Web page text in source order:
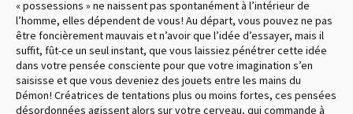
« possessions » ne naissent pas spontanément à l’intérieur de
l’homme, elles dépendent de vous ! Au départ, vous pouvez ne pas
être foncièrement mauvais et n’avoir que l’idée d’essayer, mais il
suffit, fût-ce un seul instant, que vous laissiez pénétrer cette idée
dans votre pensée consciente pour que votre imagination s’en
saisisse et que vous deveniez des jouets entre les mains du
Démon ! Créatrices de tentations plus ou moins fortes, ces pensées
désordonnées agissent alors sur votre cerveau, qui commande à